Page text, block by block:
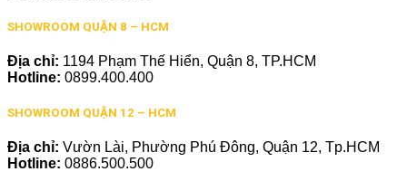
SHOWROOM QUẬN 8 – HCM
Địa chỉ: 1194 Phạm Thế Hiển, Quận 8, TP.HCM
Hotline: 0899.400.400
SHOWROOM QUẬN 12 – HCM
Địa chỉ: Vườn Lài, Phường Phú Đông, Quận 12, Tp.HCM
Hotline: 0886.500.500